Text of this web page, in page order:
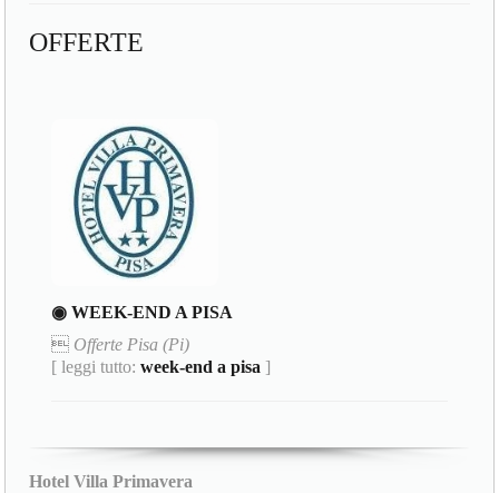
OFFERTE
◉ WEEK-END A PISA
 Offerte Pisa (Pi)
[ leggi tutto:week-end a pisa ]
Hotel Villa Primavera